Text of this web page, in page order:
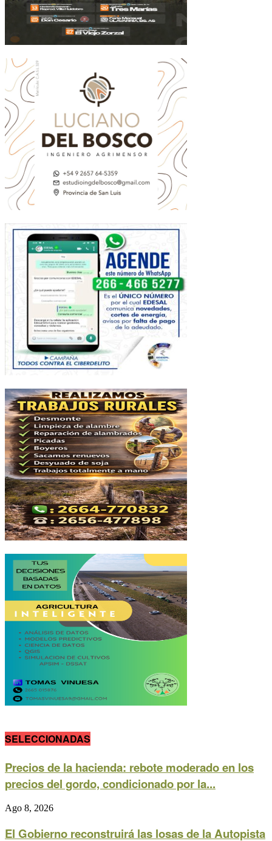
SELECCIONADAS
Precios de la hacienda: rebote moderado en los
precios del gordo, condicionado por la...
Ago 8, 2026
El Gobierno reconstruirá las losas de la Autopista